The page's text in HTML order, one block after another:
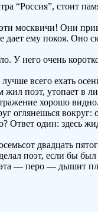
“Россия”, стоит
москвичи! Они
дает ему покоя. Оно
У него очень
всего ехать
поэт, утопает в
хорошо
оглянешься вокруг:
один: здесь
двадцать
поэт, если бы
— перо — дышит